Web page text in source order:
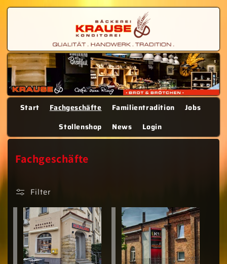
zum
Start Fachgeschäfte Familientradition
Jobs
Stollenshop
News Login
K
t
Fachgeschäfte
Filter